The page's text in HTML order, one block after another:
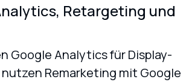
Retargeting und
Google Analytics für Display-
Remarketing mit Google